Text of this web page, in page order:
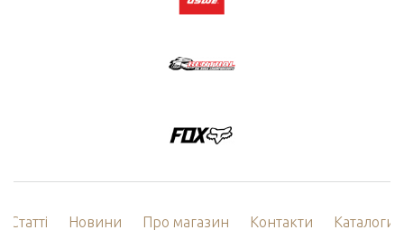
Статті Новини Про магазин Контакти Каталоги